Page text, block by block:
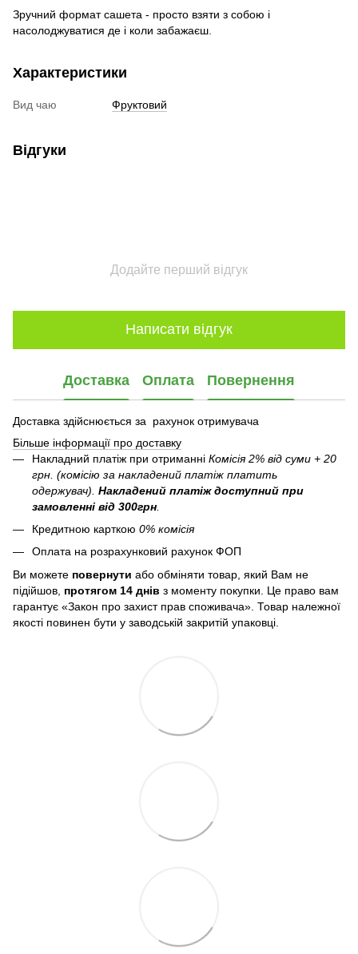
Зручний формат сашета - просто взяти з собою і
насолоджуватися де і коли забажаєш.
Характеристики
Вид чаю Фруктовий
Відгуки
Додайте перший відгук
Написати відгук
Доставка Оплата Повернення
Доставка здійснюється за рахунок отримувача
Більше інформації про доставку
Накладний платіж при отриманні Комісія 2% від суми + 20
грн. (комісію за накладений платіж платить
одержувач). Накладений платіж доступний при
замовленні від 300грн
Кредитною карткою 0% комісія
Оплата на розрахунковий рахунок ФОП
Ви можете повернути або обміняти товар, який Вам не
підійшов, протягом 14 днів з моменту покупки. Це право вам
гарантує «Закон про захист прав споживача». Товар належної
якості повинен бути у заводській закритій упаковці.